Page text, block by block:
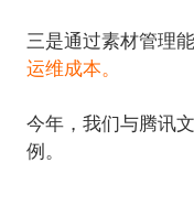
三是通过素材管理
运维成本。
今年，我们与腾讯